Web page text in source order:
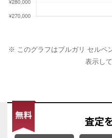
※ このグラフはブルガリ セルペ
表示し
査定